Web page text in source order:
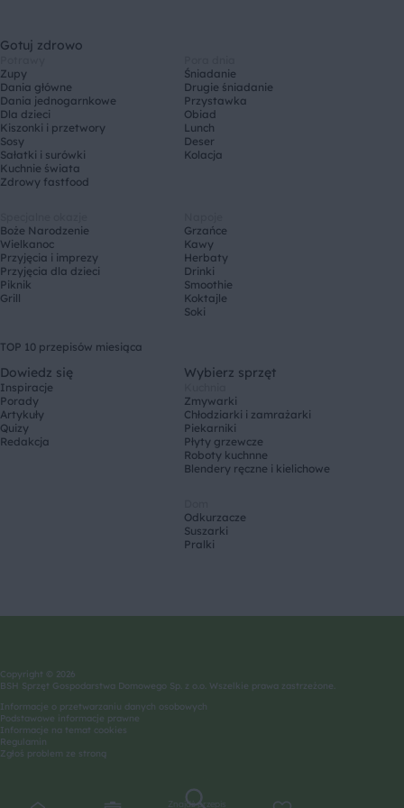
Znajdź przepis
Gotuj zdrowo
Zupy
Dania główne
Dania jednogarnkowe
Dla dzieci
Kiszonki i przetwory
Sosy
Sałatki i surówki
Kuchnie świata
Zdrowy fastfood
Śniadanie
Drugie śniadanie
Przystawka
Obiad
Lunch
Deser
Kolacja
Boże Narodzenie
Wielkanoc
Przyjęcia i imprezy
Przyjęcia dla dzieci
Piknik
Grill
Grzańce
Kawy
Herbaty
Drinki
Smoothie
Koktajle
Soki
TOP 10 przepisów miesiąca
Dowiedz się
Inspiracje
Porady
Artykuły
Quizy
Redakcja
Wybierz sprzęt
Zmywarki
Chłodziarki i zamrażarki
Piekarniki
Płyty grzewcze
Roboty kuchnne
Blendery ręczne i kielichowe
Odkurzacze
Suszarki
Pralki
Copyright © 2026
BSH Sprzęt Gospodarstwa Domowego Sp. z o.o. Wszelkie prawa zastrzeżone.
Informacje o przetwarzaniu danych osobowych
Podstawowe informacje prawne
Informacje na temat cookies
Regulamin
Zgłoś problem ze stroną